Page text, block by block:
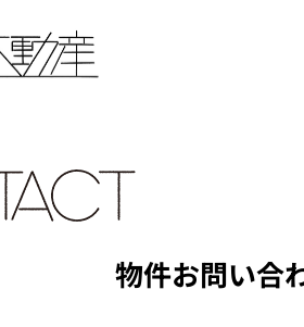
物件お問い合